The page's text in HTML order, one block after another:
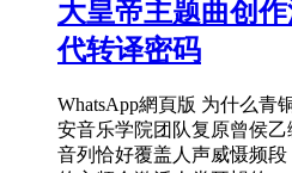
大皇帝主题曲创
代转译密码
WhatsApp網頁版 为什么青
安音乐学院团队复原曾侯
音列恰好覆盖人声威慑频